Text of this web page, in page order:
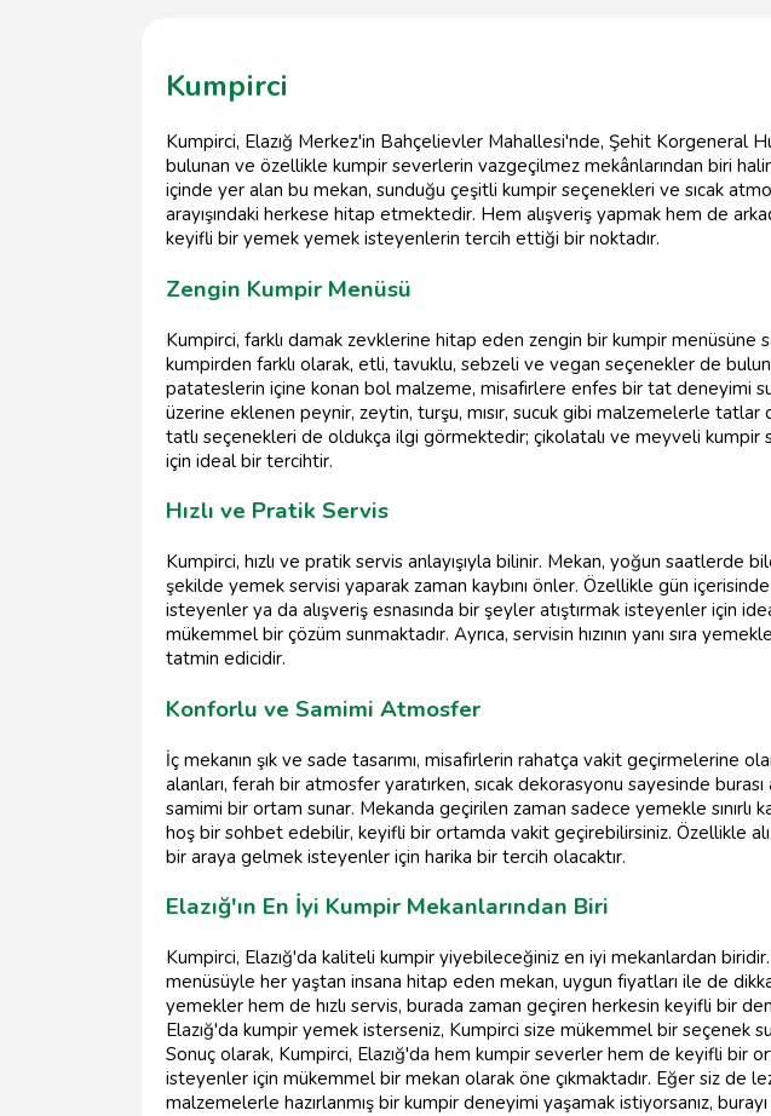
Kumpirci
Kumpirci, Elazığ Merkez'in Bahçelievler Mahallesi'nde, Şehit Korgeneral
bulunan ve özellikle kumpir severlerin vazgeçilmez mekânlarından biri
içinde yer alan bu mekan, sunduğu çeşitli kumpir seçenekleri ve sıcak
arayışındaki herkese hitap etmektedir. Hem alışveriş yapmak hem de
keyifli bir yemek yemek isteyenlerin tercih ettiği bir noktadır.
Zengin Kumpir Menüsü
Kumpirci, farklı damak zevklerine hitap eden zengin bir kumpir menüsüne
kumpirden farklı olarak, etli, tavuklu, sebzeli ve vegan seçenekler de
patateslerin içine konan bol malzeme, misafirlere enfes bir tat deneyimi
üzerine eklenen peynir, zeytin, turşu, mısır, sucuk gibi malzemelerle tatlar
tatlı seçenekleri de oldukça ilgi görmektedir; çikolatalı ve meyveli kumpir
için ideal bir tercihtir.
Hızlı ve Pratik Servis
Kumpirci, hızlı ve pratik servis anlayışıyla bilinir. Mekan, yoğun saatlerde
şekilde yemek servisi yaparak zaman kaybını önler. Özellikle gün
isteyenler ya da alışveriş esnasında bir şeyler atıştırmak isteyenler için
mükemmel bir çözüm sunmaktadır. Ayrıca, servisin hızının yanı sıra
tatmin edicidir.
Konforlu ve Samimi Atmosfer
İç mekanın şık ve sade tasarımı, misafirlerin rahatça vakit geçirmelerine
alanları, ferah bir atmosfer yaratırken, sıcak dekorasyonu sayesinde burası
samimi bir ortam sunar. Mekanda geçirilen zaman sadece yemekle sınırlı
hoş bir sohbet edebilir, keyifli bir ortamda vakit geçirebilirsiniz. Özellikle
bir araya gelmek isteyenler için harika bir tercih olacaktır.
Elazığ'ın En İyi Kumpir Mekanlarından Biri
Kumpirci, Elazığ'da kaliteli kumpir yiyebileceğiniz en iyi mekanlardan
menüsüyle her yaştan insana hitap eden mekan, uygun fiyatları ile de
yemekler hem de hızlı servis, burada zaman geçiren herkesin keyifli bir
Elazığ'da kumpir yemek isterseniz, Kumpirci size mükemmel bir seçenek
Sonuç olarak, Kumpirci, Elazığ'da hem kumpir severler hem de keyifli bir
isteyenler için mükemmel bir mekan olarak öne çıkmaktadır. Eğer siz de
malzemelerle hazırlanmış bir kumpir deneyimi yaşamak istiyorsanız,